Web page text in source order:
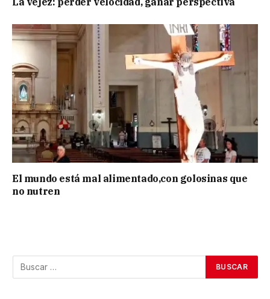
El mundo está mal alimentado,con golosinas que
no nutren